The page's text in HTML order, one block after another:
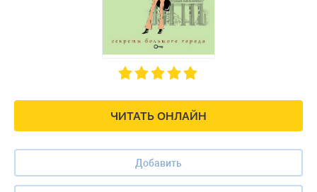
ЧИТАТЬ ОНЛАЙН
Добавить